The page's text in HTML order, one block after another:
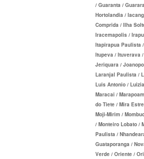
PLANO DE
PLANO DE
PLANO DE
PLANO DE
PLANO DE
PLANO DE
PLANO DE
PLANO DE
/ Guaranta /
Hortolandia /
Comprida / Ilha
Iracemapolis /
Itapirapua Paulista
Itupeva / Ituverava
Jeriquara /
Laranjal Paulista /
Luis Antonio /
Maracai /
do Tiete / Mira
Moji-Mirim /
/ Monteiro Lobato /
Paulista /
Guataporanga /
Verde / Oriente /